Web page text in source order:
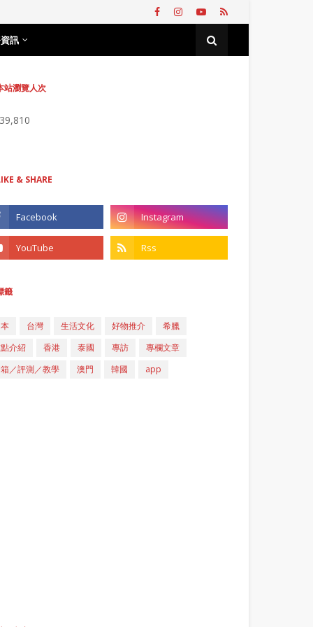
訊
站瀏覽人次
& SHARE
籤
台灣 生活文化 好物推介
希臘
介紹
香港 泰國 專訪
專欄文章
／評測／教學
澳門 韓國 app